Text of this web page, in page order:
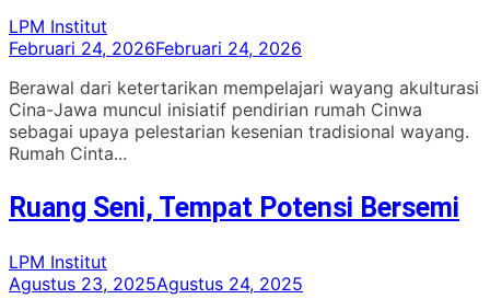
LPM Institut
Februari 24, 2026Februari 24, 2026
Berawal dari ketertarikan mempelajari wayang akulturasi
Cina-Jawa muncul inisiatif pendirian rumah Cinwa
sebagai upaya pelestarian kesenian tradisional wayang.
Rumah Cinta...
Ruang Seni, Tempat Potensi Bersemi
LPM Institut
Agustus 23, 2025Agustus 24, 2025